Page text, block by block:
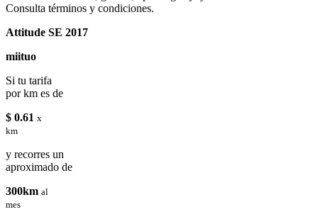
Consulta términos y condiciones.
Attitude SE 2017
miituo
Si tu tarifa
por km es de
$ 0.61 x
km
y recorres un
aproximado de
300km al
mes